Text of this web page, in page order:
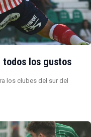
todos los gustos
los clubes del sur del